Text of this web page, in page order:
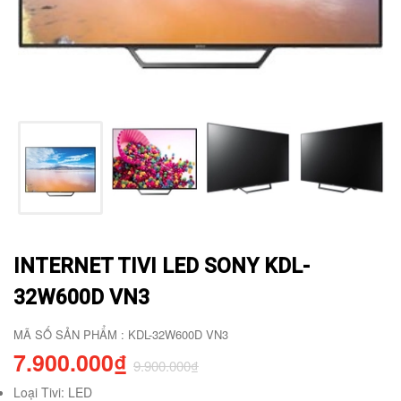
INTERNET TIVI LED SONY KDL-
32W600D VN3
MÃ SỐ SẢN PHẨM : KDL-32W600D VN3
7.900.000₫ 9.900.000₫
Loại Tivi: LED